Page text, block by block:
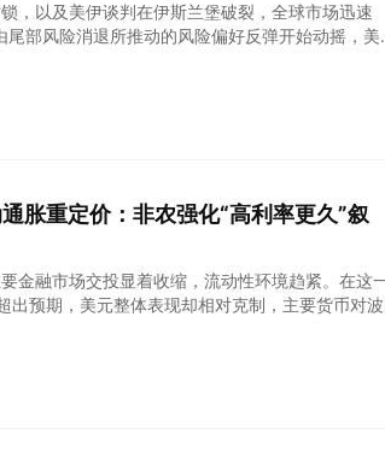
，以及美伊谈判在伊斯兰堡破裂，全球市场迅速
尾部风险消退所推动的风险偏好反弹开始动摇，美
胀重定价：非农强化“高利率更久”叙
金融市场交投显着收缩，流动性环境趋紧。在这
预期，美元整体表现却相对克制，主要货币对波